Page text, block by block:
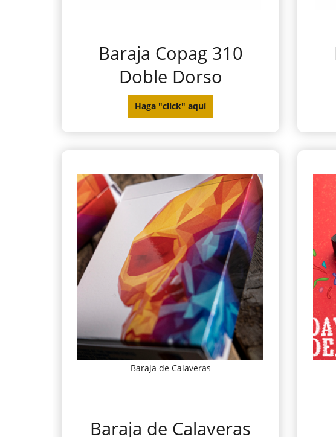
Baraja Copag 310
Doble Dorso
Haga "click" aquí
Baraja de Calaveras
Baraja de Calaveras